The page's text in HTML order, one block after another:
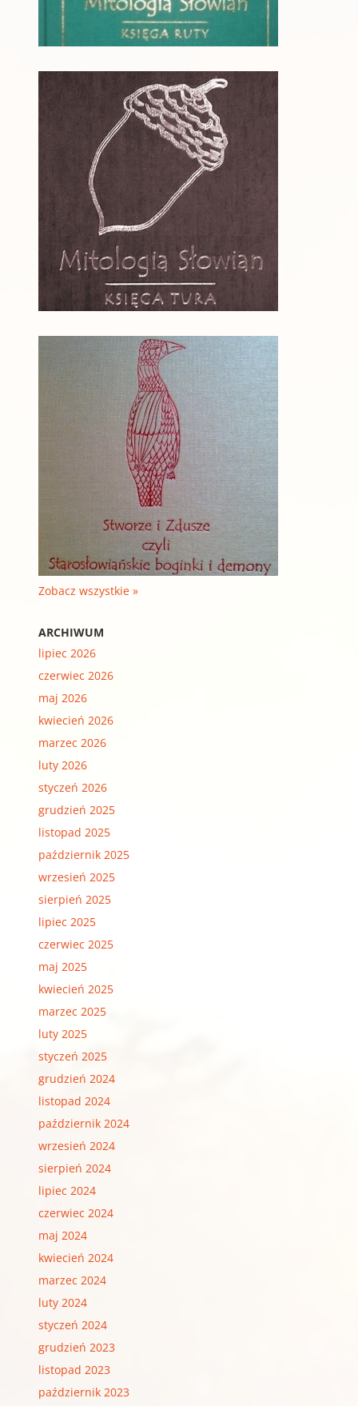
Zobacz wszystkie »
ARCHIWUM
lipiec 2026
czerwiec 2026
maj 2026
kwiecień 2026
marzec 2026
luty 2026
styczeń 2026
grudzień 2025
listopad 2025
październik 2025
wrzesień 2025
sierpień 2025
lipiec 2025
czerwiec 2025
maj 2025
kwiecień 2025
marzec 2025
luty 2025
styczeń 2025
grudzień 2024
listopad 2024
październik 2024
wrzesień 2024
sierpień 2024
lipiec 2024
czerwiec 2024
maj 2024
kwiecień 2024
marzec 2024
luty 2024
styczeń 2024
grudzień 2023
listopad 2023
październik 2023